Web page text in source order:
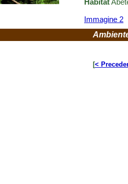
Habitat
Immagine 2
[<